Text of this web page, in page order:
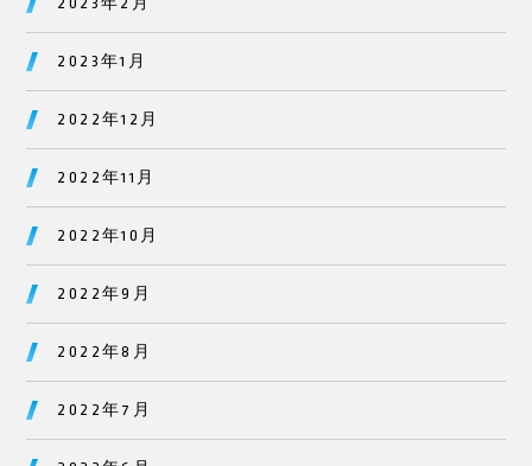
2023年1月
2022年12月
2022年11月
2022年10月
2022年9月
2022年8月
2022年7月